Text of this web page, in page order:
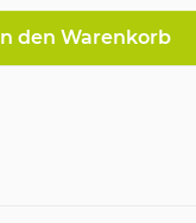
In den Warenkorb